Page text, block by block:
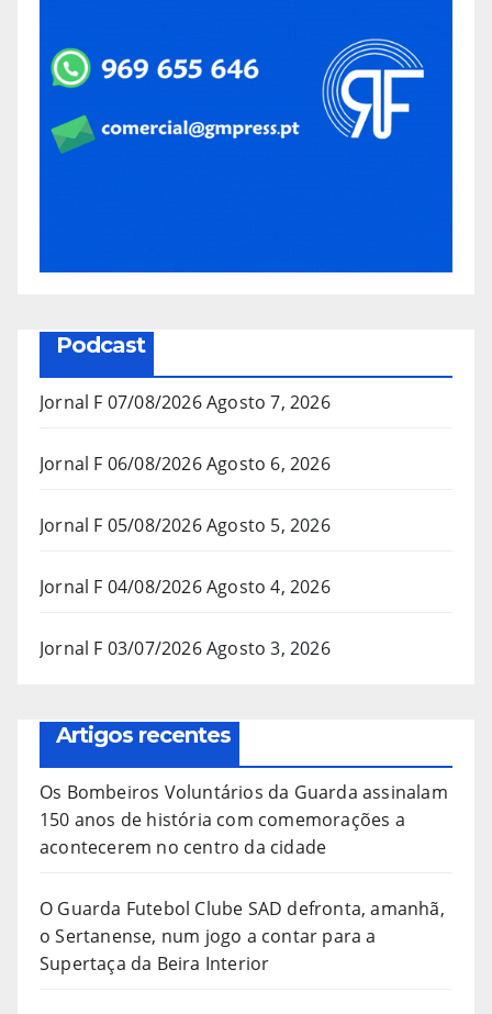
Podcast
Jornal F 07/08/2026Agosto 7, 2026
Jornal F 06/08/2026Agosto 6, 2026
Jornal F 05/08/2026Agosto 5, 2026
Jornal F 04/08/2026Agosto 4, 2026
Jornal F 03/07/2026Agosto 3, 2026
Artigos recentes
Os Bombeiros Voluntários da Guarda assinalam
150 anos de história com comemorações a
acontecerem no centro da cidade
O Guarda Futebol Clube SAD defronta, amanhã,
o Sertanense, num jogo a contar para a
Supertaça da Beira Interior